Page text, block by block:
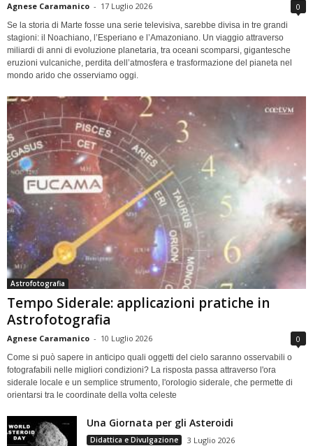
Agnese Caramanico - 17 Luglio 2026 0
Se la storia di Marte fosse una serie televisiva, sarebbe divisa in tre grandi
stagioni: il Noachiano, l’Esperiano e l’Amazoniano. Un viaggio attraverso
miliardi di anni di evoluzione planetaria, tra oceani scomparsi, gigantesche
eruzioni vulcaniche, perdita dell’atmosfera e trasformazione del pianeta nel
mondo arido che osserviamo oggi.
Astrofotografia
Tempo Siderale: applicazioni pratiche in
Astrofotografia
Agnese Caramanico - 10 Luglio 2026 0
Come si può sapere in anticipo quali oggetti del cielo saranno osservabili o
fotografabili nelle migliori condizioni? La risposta passa attraverso l'ora
siderale locale e un semplice strumento, l'orologio siderale, che permette di
orientarsi tra le coordinate della volta celeste
Una Giornata per gli Asteroidi
Didattica e Divulgazione 3 Luglio 2026